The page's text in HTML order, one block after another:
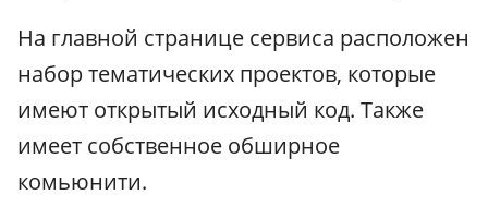
На главной странице сервиса расположен
набор тематических проектов, которые
имеют открытый исходный код. Также
имеет собственное обширное
комьюнити.